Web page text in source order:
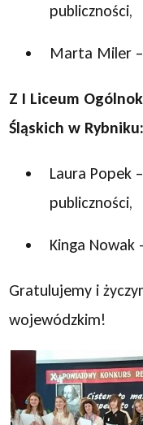
publiczności,
Marta Miler
Z I Liceum
Śląskich w Rybniku:
Laura Popek
publiczności,
Kinga Nowak
Gratulujemy i
wojewódzkim!